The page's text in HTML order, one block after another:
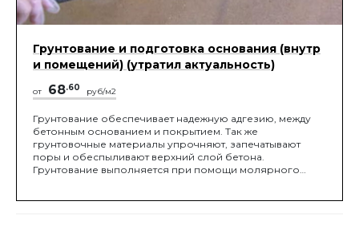
Грунтование и подготовка основания (внутр
и помещений) (утратил актуальность)
от 68.60 руб/м2
Грунтование обеспечивает надежную адгезию, между
бетонным основанием и покрытием. Так же
грунтовочные материалы упрочняют, запечатывают
поры и обеспыливают верхний слой бетона.
Грунтование выполняется при помощи молярного